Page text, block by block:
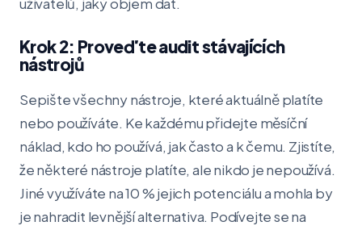
Krok 2: Proveďte audit stávajících
nástrojů
Sepište všechny nástroje, které aktuálně platíte
nebo používáte. Ke každému přidejte měsíční
náklad, kdo ho používá, jak často a k čemu. Zjistíte,
že některé nástroje platíte, ale nikdo je nepoužívá.
Jiné využíváte na 10 % jejich potenciálu a mohla by
je nahradit levnější alternativa. Podívejte se na